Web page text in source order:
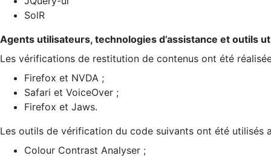
SolR
Agents utilisateurs, technologies d’assistance et outils
Les vérifications de restitution de contenus ont été
Firefox et NVDA ;
Safari et VoiceOver ;
Firefox et Jaws.
Les outils de vérification du code suivants ont été utilisés
Colour Contrast Analyser ;